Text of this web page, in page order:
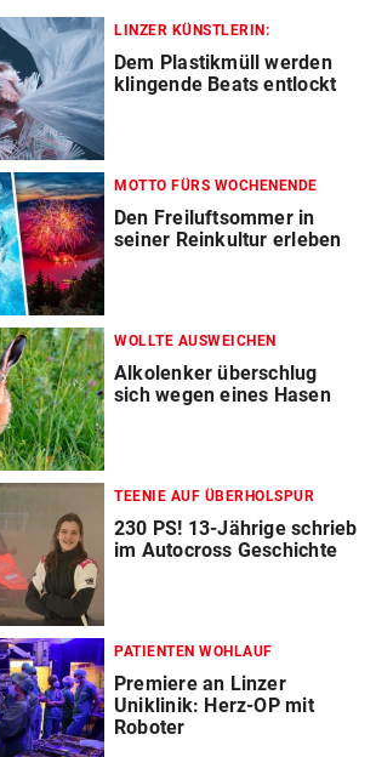
LINZER KÜNSTLERIN:
Dem Plastikmüll werden
klingende Beats entlockt
MOTTO FÜRS WOCHENENDE
Den Freiluftsommer in
seiner Reinkultur erleben
WOLLTE AUSWEICHEN
Alkolenker überschlug
sich wegen eines Hasen
TEENIE AUF ÜBERHOLSPUR
230 PS! 13-Jährige schrieb
im Autocross Geschichte
PATIENTEN WOHLAUF
Premiere an Linzer
Uniklinik: Herz-OP mit
Roboter